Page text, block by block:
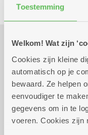
Toestemming
Welkom! Wat zijn
Cookies zijn kleine
automatisch op je
bewaard. Ze helpen
eenvoudiger te
gegevens om in te
voeren. Cookies zijn
Praktisch
Wekelijks op
december